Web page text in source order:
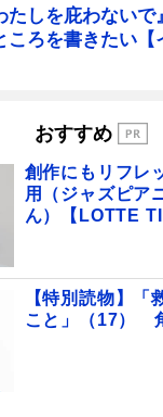
たしを庇わないで
ころを書きたい【
おすすめ
創作にもリフレ
用（ジャズピ
ん）【LOTTE
【特別読物】「
こと」（17）